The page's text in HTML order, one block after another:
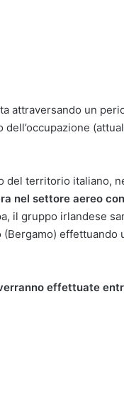
attraversando un
del territorio italiano,
nel settore aereo
il gruppo irlandese
effettuate